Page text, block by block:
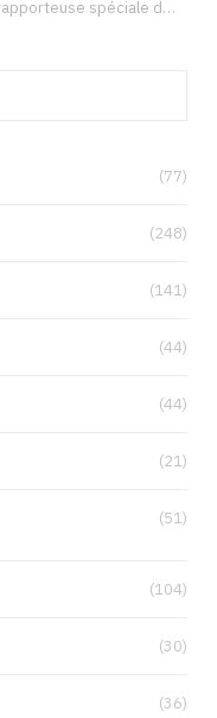
Francesca Albanese, rapporteuse spéciale de l’ONU sur les territoires palestiniens occupés, était à Tunis pour…
(77)
(248)
(141)
(44)
(44)
(21)
(51)
(104)
(30)
(36)